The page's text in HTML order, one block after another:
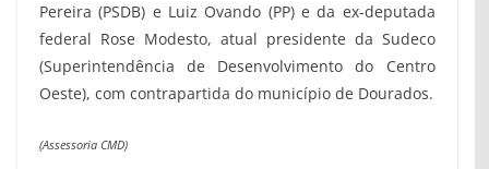
Pereira (PSDB) e Luiz Ovando (PP) e da ex-deputada
federal Rose Modesto, atual presidente da Sudeco
(Superintendência de Desenvolvimento do Centro
Oeste), com contrapartida do município de Dourados.
(Assessoria CMD)